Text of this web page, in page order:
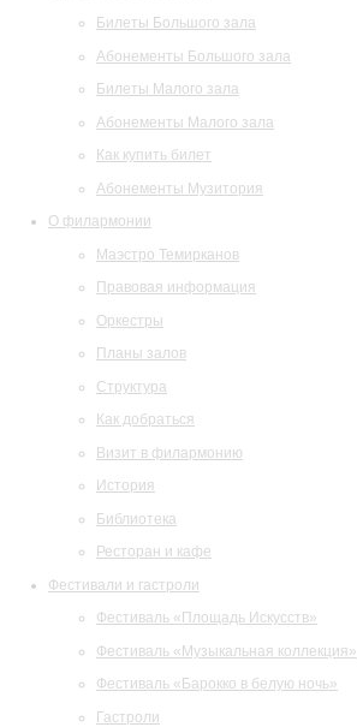
Билеты Большого зала
Абонементы Большого зала
Билеты Малого зала
Абонементы Малого зала
Как купить билет
Абонементы Музитория
О филармонии
Маэстро Темирканов
Правовая информация
Оркестры
Планы залов
Структура
Как добраться
Визит в филармонию
История
Библиотека
Ресторан и кафе
Фестивали и гастроли
Фестиваль «Площадь Искусств»
Фестиваль «Музыкальная коллекция»
Фестиваль «Барокко в белую ночь»
Гастроли